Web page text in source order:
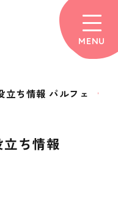
MENU
立ち情報 パルフェ
ち情報